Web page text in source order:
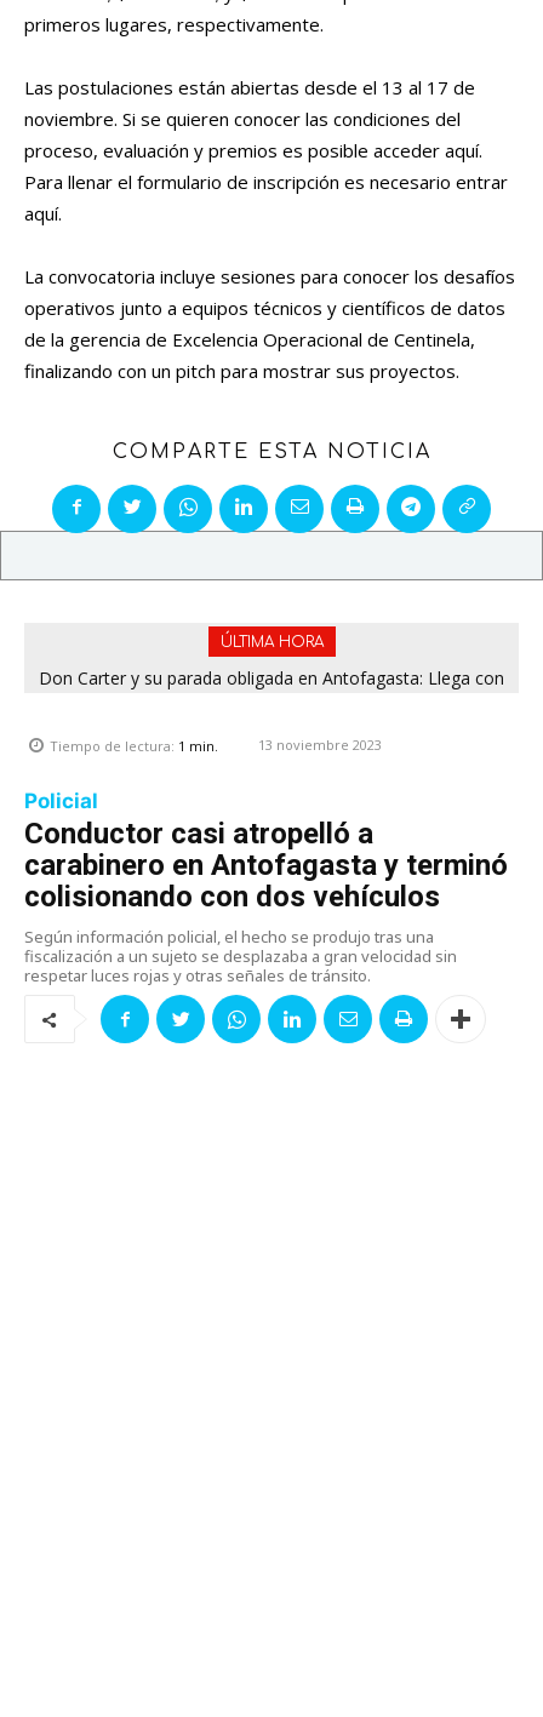
primeros lugares, respectivamente.
Las postulaciones están abiertas desde el 13 al 17 de
noviembre. Si se quieren conocer las condiciones del
proceso, evaluación y premios es posible acceder aquí.
Para llenar el formulario de inscripción es necesario entrar
aquí.
La convocatoria incluye sesiones para conocer los desafíos
operativos junto a equipos técnicos y científicos de datos
de la gerencia de Excelencia Operacional de Centinela,
finalizando con un pitch para mostrar sus proyectos.
COMPARTE ESTA NOTICIA